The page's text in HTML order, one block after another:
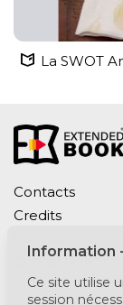
La SWOT
Contacts
Credits
Cookie Policy
Information
Ce site utilise
session